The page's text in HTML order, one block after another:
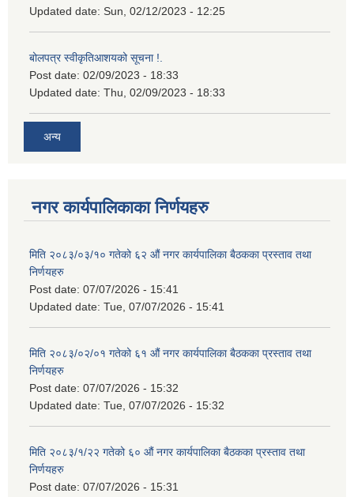
Updated date: Sun, 02/12/2023 - 12:25
बोलपत्र स्वीकृतिआशयको सूचना !.
Post date: 02/09/2023 - 18:33
Updated date: Thu, 02/09/2023 - 18:33
अन्य
नगर कार्यपालिकाका निर्णयहरु
मिति २०८३/०३/१० गतेको ६२ औं नगर कार्यपालिका बैठकका प्रस्ताव तथा
निर्णयहरु
Post date: 07/07/2026 - 15:41
Updated date: Tue, 07/07/2026 - 15:41
मिति २०८३/०२/०१ गतेको ६१ औं नगर कार्यपालिका बैठकका प्रस्ताव तथा
निर्णयहरु
Post date: 07/07/2026 - 15:32
Updated date: Tue, 07/07/2026 - 15:32
मिति २०८३/१/२२ गतेको ६० औं नगर कार्यपालिका बैठकका प्रस्ताव तथा
निर्णयहरु
Post date: 07/07/2026 - 15:31